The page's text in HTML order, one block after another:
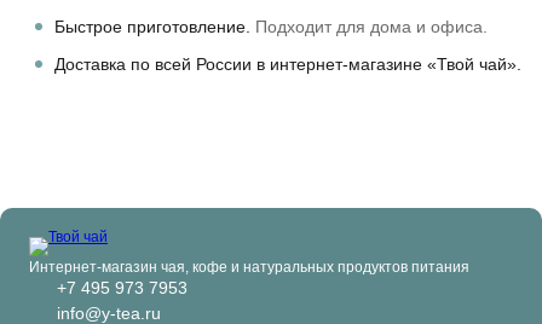
Быстрое приготовление. Подходит для дома и офиса.
Доставка по всей России в интернет-магазине «Твой чай».
Интернет-магазин чая, кофе и натуральных продуктов питания
+7 495 973 7953
info@y-tea.ru